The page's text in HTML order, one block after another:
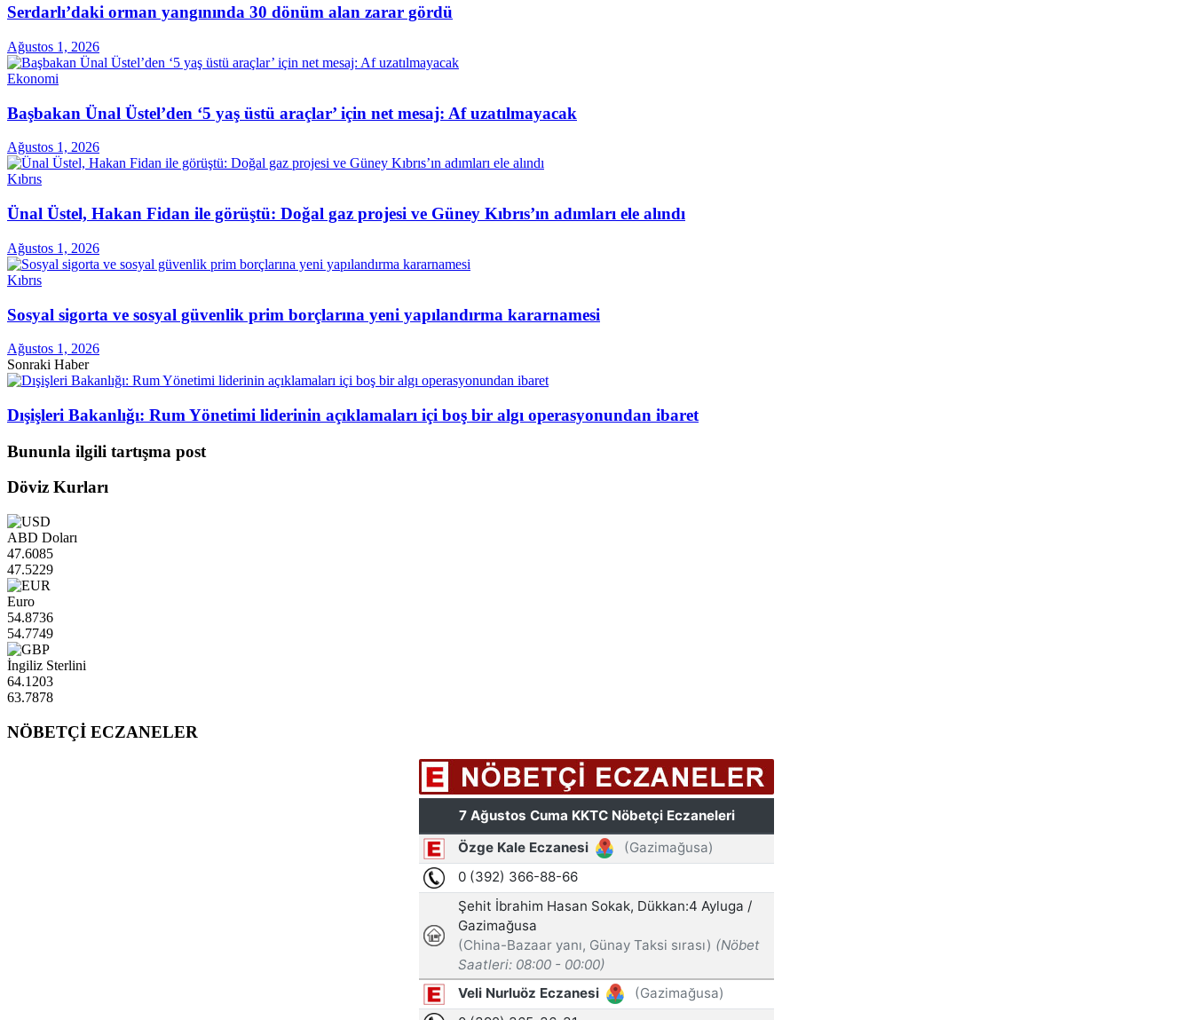
Serdarlı’daki orman yangınında 30 dönüm alan zarar gördü
Ağustos 1, 2026
Ekonomi
Başbakan Ünal Üstel’den ‘5 yaş üstü araçlar’ için net mesaj: Af uzatılmayacak
Ağustos 1, 2026
Kıbrıs
Ünal Üstel, Hakan Fidan ile görüştü: Doğal gaz projesi ve Güney Kıbrıs’ın adımları ele alındı
Ağustos 1, 2026
Kıbrıs
Sosyal sigorta ve sosyal güvenlik prim borçlarına yeni yapılandırma kararnamesi
Ağustos 1, 2026
Sonraki Haber
Dışişleri Bakanlığı: Rum Yönetimi liderinin açıklamaları içi boş bir algı operasyonundan ibaret
Bununla ilgili tartışma post
Döviz Kurları
ABD Doları
47.6085
47.5229
Euro
54.8736
54.7749
İngiliz Sterlini
64.1203
63.7878
NÖBETÇİ ECZANELER